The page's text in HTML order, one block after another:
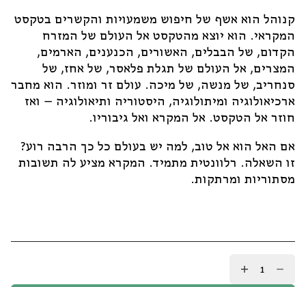
קנוהל הוא אשף של חיפוש משמעויות והקשרים בטקסט
המקראי. הוא יוצא מהטקסט אל העולם של המזרח
הקדום, של הבבלים, האשורים, הכנענים, הארמים,
המצרים, אל העולם של תגלת פלאסר, של אחז, של
סנחריב, של מנשה, של מיכה. עולם זר ומוזר. הוא מחבר
ארכיאולוגיה ומיתולוגיה, היסטוריה ותיאולוגיה – ואז
חוזר אל הטקסט. אל המקרא ואל גיבוריו.
אם האל הוא אל טוב, למה יש בעולם כל כך הרבה רוע?
זו השאלה. רלוונטית מתמיד. המקרא מציע לה תשובות
מסתוריות ומרתקות.